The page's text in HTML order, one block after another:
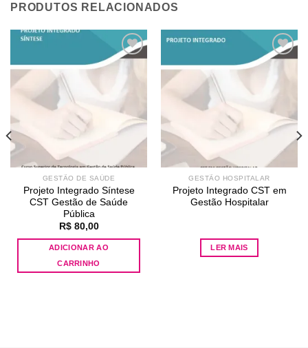
PRODUTOS RELACIONADOS
GESTÃO DE SAÚDE
Projeto Integrado Síntese
CST Gestão de Saúde
Pública
R$80,00
ADICIONAR AO
CARRINHO
GESTÃO HOSPITALAR
Projeto Integrado CST em
Gestão Hospitalar
LER MAIS